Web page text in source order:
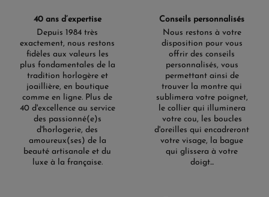
40 ans d’expertise
Depuis 1984 très
exactement, nous restons
fidèles aux valeurs les
plus fondamentales de la
tradition horlogère et
joaillière, en boutique
comme en ligne. Plus de
40 d'excellence au service
des passionné(e)s
d'horlogerie, des
amoureux(ses) de la
beauté artisanale et du
luxe à la française.
Conseils personnalisés
Nous restons à votre
disposition pour vous
offrir des conseils
personnalisés, vous
permettant ainsi de
trouver la montre qui
sublimera votre poignet,
le collier qui illuminera
votre cou, les boucles
d'oreilles qui encadreront
votre visage, la bague
qui glissera à votre
doigt...